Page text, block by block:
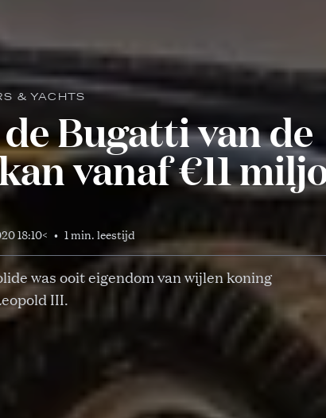
& YACHTS
Bugatti van de
vanaf €11
18:10< • 1 min. leestijd
was ooit eigendom van wijlen koning
III.